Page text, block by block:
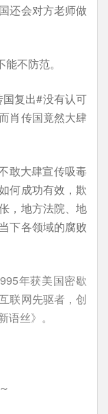
还会对方老师做
不防范。
复出#没有认可
肖传国竟然大肆
敢大肆宣传吸毒
何成功有效，欺
，地方法院、地
下各领域的腐败
年获美国密歇
联网先驱者，创
丝》。